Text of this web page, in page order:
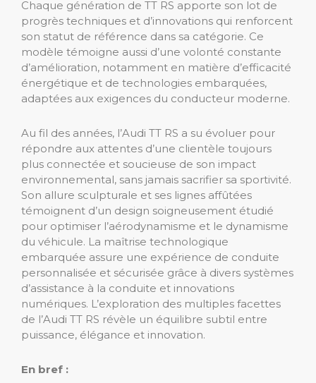
Chaque génération de TT RS apporte son lot de
progrès techniques et d’innovations qui renforcent
son statut de référence dans sa catégorie. Ce
modèle témoigne aussi d’une volonté constante
d’amélioration, notamment en matière d’efficacité
énergétique et de technologies embarquées,
adaptées aux exigences du conducteur moderne.
Au fil des années, l’Audi TT RS a su évoluer pour
répondre aux attentes d’une clientèle toujours
plus connectée et soucieuse de son impact
environnemental, sans jamais sacrifier sa sportivité.
Son allure sculpturale et ses lignes affûtées
témoignent d’un design soigneusement étudié
pour optimiser l’aérodynamisme et le dynamisme
du véhicule. La maîtrise technologique
embarquée assure une expérience de conduite
personnalisée et sécurisée grâce à divers systèmes
d’assistance à la conduite et innovations
numériques. L’exploration des multiples facettes
de l’Audi TT RS révèle un équilibre subtil entre
puissance, élégance et innovation.
En bref :